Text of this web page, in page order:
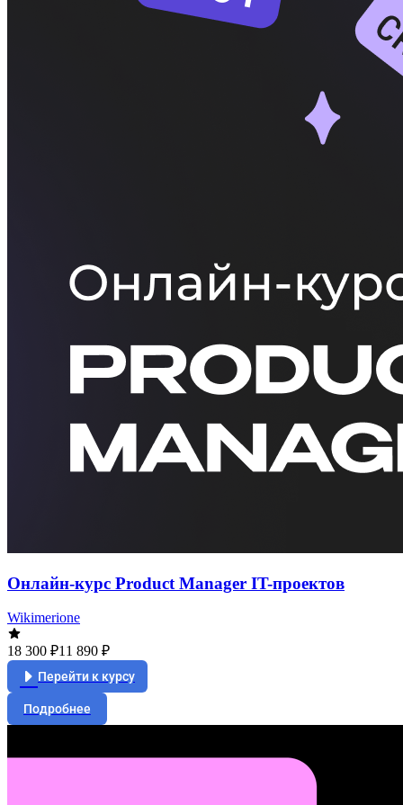
Онлайн-курс Product Manager IT-проектов
Wikimerione
18 300 ₽11 890 ₽
Перейти к курсу
Подробнее